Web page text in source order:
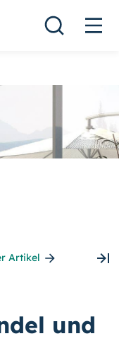
Artikel
und